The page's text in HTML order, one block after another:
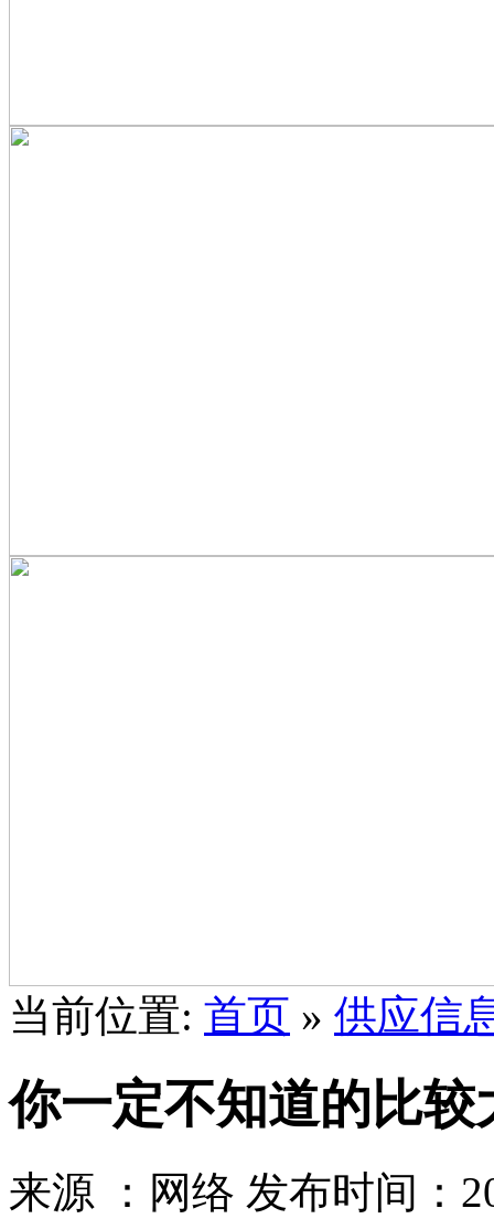
当前位置: 首页 » 供应信
你一定不知道的比
来源 ：网络 发布时间：